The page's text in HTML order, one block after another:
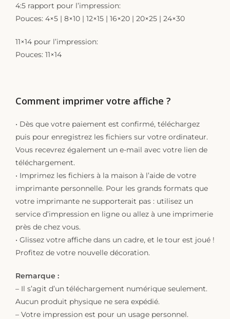
4:5 rapport pour l’impression:
Pouces: 4×5 | 8×10 | 12×15 | 16×20 | 20×25 | 24×30
11×14 pour l’impression:
Pouces: 11×14
Comment imprimer votre affiche ?
• Dès que votre paiement est confirmé, téléchargez
puis pour enregistrez les fichiers sur votre ordinateur.
Vous recevrez également un e-mail avec votre lien de
téléchargement.
• Imprimez les fichiers à la maison à l’aide de votre
imprimante personnelle. Pour les grands formats que
votre imprimante ne supporterait pas : utilisez un
service d’impression en ligne ou allez à une imprimerie
près de chez vous.
• Glissez votre affiche dans un cadre, et le tour est joué !
Profitez de votre nouvelle décoration.
Remarque :
– Il s’agit d’un téléchargement numérique seulement.
Aucun produit physique ne sera expédié.
– Votre impression est pour un usage personnel.